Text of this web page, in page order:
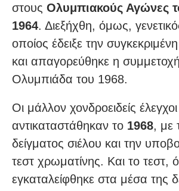
στους Ολυμπιακούς Αγώνες
1964. Διεξήχθη, όμως,
οποίος έδειξε την
και απαγορεύθηκε η
Ολυμπιάδα του 1968.
Οι μάλλον χονδροειδείς
αντικαταστάθηκαν το 1968, με
δείγματος σιέλου και την
τεστ χρωματίνης. Και το τεστ,
εγκαταλείφθηκε στα μέσα της